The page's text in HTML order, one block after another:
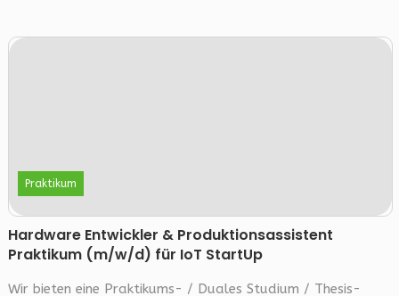
Praktikum
Hardware Entwickler & Produktionsassistent
Praktikum (m/w/d) für IoT StartUp
Wir bieten eine Praktikums- / Duales Studium / Thesis-